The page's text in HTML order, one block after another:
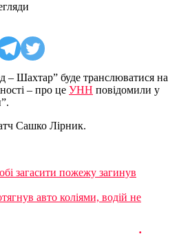
Шахтар” буде транслюватися на
– про це УНН повідомили у
Сашко Лірник.
загасити пожежу загинув
авто коліями, водій не